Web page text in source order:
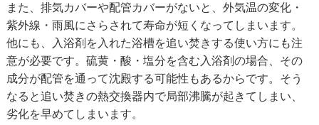
また、排気カバーや配管カバーがないと、外気温の変化・
紫外線・雨風にさらされて寿命が短くなってしまいます。
他にも、入浴剤を入れた浴槽を追い焚きする使い方にも注
意が必要です。硫黄・酸・塩分を含む入浴剤の場合、その
成分が配管を通って沈殿する可能性もあるからです。そう
なると追い焚きの熱交換器内で局部沸騰が起きてしまい、
劣化を早めてしまいます。